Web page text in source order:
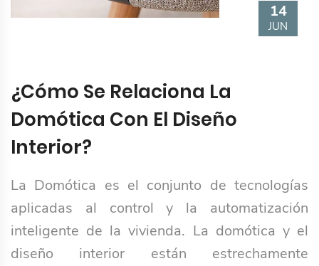
14
JUN
¿Cómo Se Relaciona La
Domótica Con El Diseño
Interior?
La Domótica es el conjunto de tecnologías
aplicadas al control y la automatización
inteligente de la vivienda. La domótica y el
diseño interior están estrechamente